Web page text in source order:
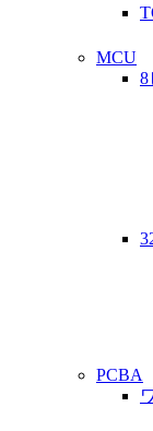
MCU
8
PCBA